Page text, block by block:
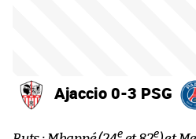
Ajaccio 0-3 PSG
e e